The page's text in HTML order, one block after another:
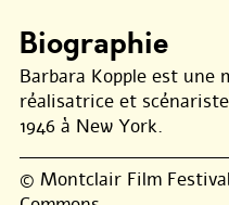
Biographie
Barbara Kopple est une
réalisatrice et
1946 à New York.
© Montclair Film